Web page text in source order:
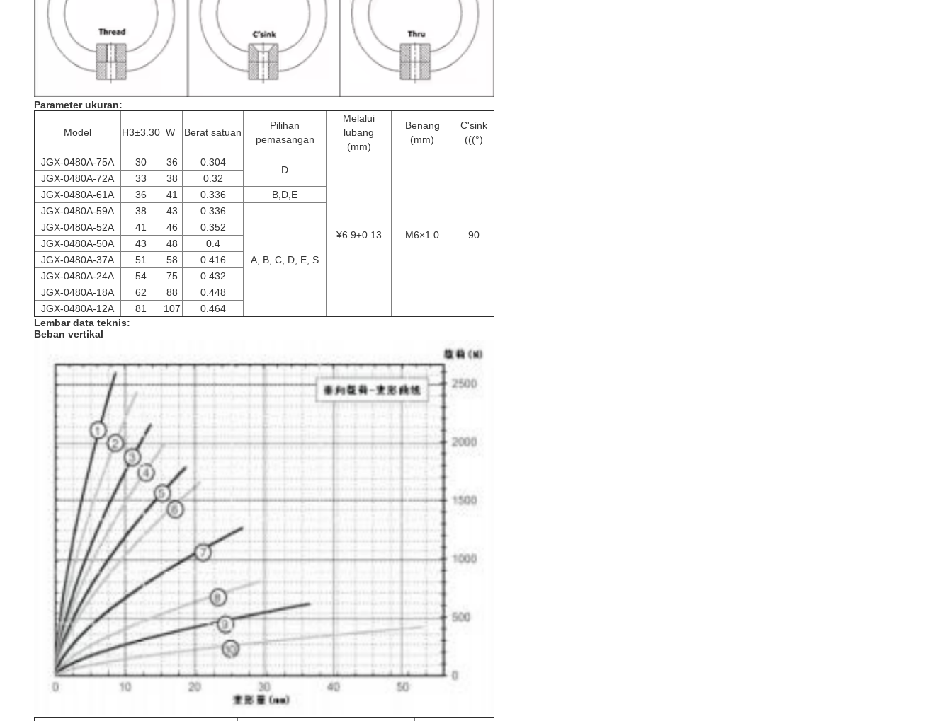
Parameter ukuran:
Model H3±3.30 ️W ️ Berat satuan
Pilihan
pemasangan
Melalui
lubang
(mm)
Benang
(mm)
C'sink
(((°)
JGX-0480A-75A
30 36 0.304
D
¥6.9±0.13 M6×1.0 90
JGX-0480A-72A 33 38
0.32
JGX-0480A-61A
36 41 0.336
B,D,E
JGX-0480A-59A
38 43 0.336
A, B, C, D, E, S
JGX-0480A-52A 41 46
0.352
JGX-0480A-50A
43 48
0.4
JGX-0480A-37A
51 58
0.416
JGX-0480A-24A
54 75
0.432
JGX-0480A-18A
62 88
0.448
JGX-0480A-12A
81 107
0.464
Lembar data teknis:
Beban vertikal